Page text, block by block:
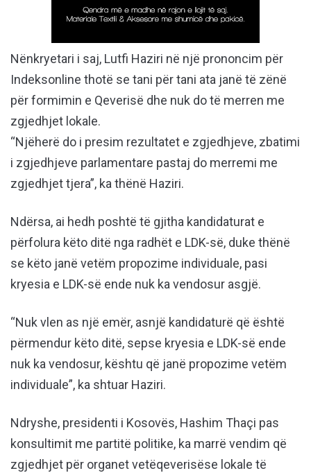
Nënkryetari i saj, Lutfi Haziri në një prononcim për
Indeksonline thotë se tani për tani ata janë të zënë
për formimin e Qeverisë dhe nuk do të merren me
zgjedhjet lokale.
“Njëherë do i presim rezultatet e zgjedhjeve, zbatimi
i zgjedhjeve parlamentare pastaj do merremi me
zgjedhjet tjera”, ka thënë Haziri.
Ndërsa, ai hedh poshtë të gjitha kandidaturat e
përfolura këto ditë nga radhët e LDK-së, duke thënë
se këto janë vetëm propozime individuale, pasi
kryesia e LDK-së ende nuk ka vendosur asgjë.
“Nuk vlen as një emër, asnjë kandidaturë që është
përmendur këto ditë, sepse kryesia e LDK-së ende
nuk ka vendosur, kështu që janë propozime vetëm
individuale”, ka shtuar Haziri.
Ndryshe, presidenti i Kosovës, Hashim Thaçi pas
konsultimit me partitë politike, ka marrë vendim që
zgjedhjet për organet vetëqeverisëse lokale të